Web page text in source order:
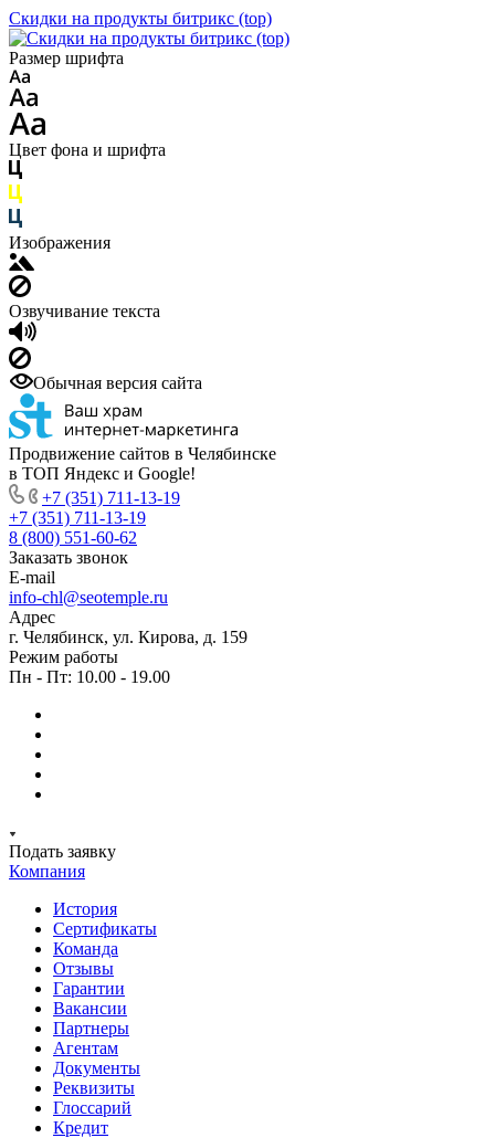
Скидки на продукты битрикс (top)
Размер шрифта
Цвет фона и шрифта
Изображения
Озвучивание текста
Обычная версия сайта
Продвижение сайтов в Челябинске
в ТОП Яндекс и Google!
+7 (351) 711-13-19
+7 (351) 711-13-19
8 (800) 551-60-62
Заказать звонок
E-mail
info-chl@seotemple.ru
Адрес
г. Челябинск, ул. Кирова, д. 159
Режим работы
Пн - Пт: 10.00 - 19.00
Подать заявку
Компания
История
Сертификаты
Команда
Отзывы
Гарантии
Вакансии
Партнеры
Агентам
Документы
Реквизиты
Глоссарий
Кредит